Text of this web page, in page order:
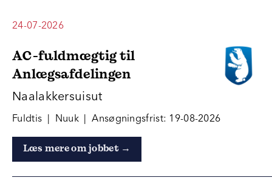
24-07-2026
AC-fuldmægtig til
Anlægsafdelingen
Naalakkersuisut
Fuldtis | Nuuk | Ansøgningsfrist: 19-08-2026
Læs mere om jobbet →